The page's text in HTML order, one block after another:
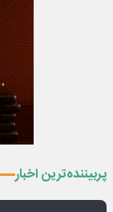
پربیننده‌ترین اخبار